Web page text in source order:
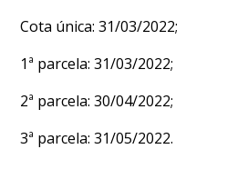
Cota única: 31/03/2022;
1ª parcela: 31/03/2022;
2ª parcela: 30/04/2022;
3ª parcela: 31/05/2022.